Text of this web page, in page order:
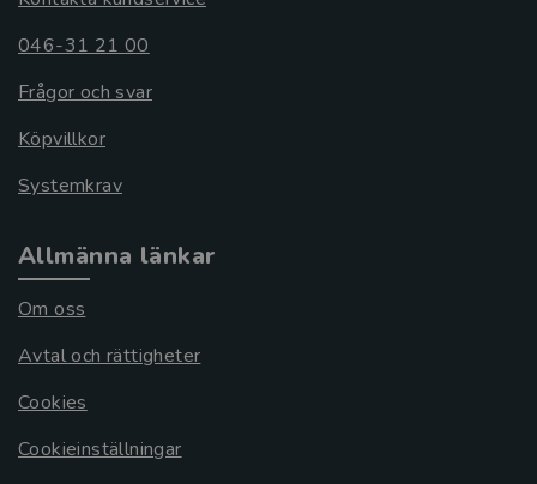
046-31 21 00
Frågor och svar
Köpvillkor
Systemkrav
Allmänna länkar
Om oss
Avtal och rättigheter
Cookies
Cookieinställningar